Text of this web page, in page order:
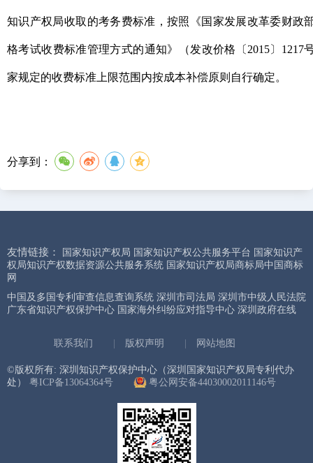
知识产权局收取的考务费标准，按照《国家发展改革委财政
格考试收费标准管理方式的通知》（发改价格〔2015〕1217
家规定的收费标准上限范围内按成本补偿原则自行确定。
分享到：
友情链接： 国家知识产权局 国家知识产权公共服务平台 国家知识产
权局知识产权数据资源公共服务系统 国家知识产权局商标局中国商标
网
中国及多国专利审查信息查询系统 深圳市司法局 深圳市中级人民法院
广东省知识产权保护中心 国家海外纠纷应对指导中心 深圳政府在线
联系我们 版权声明 网站地图
©版权所有: 深圳知识产权保护中心（深圳国家知识产权局专利代办
处） 粤ICP备13064364号 粤公网安备44030002011146号